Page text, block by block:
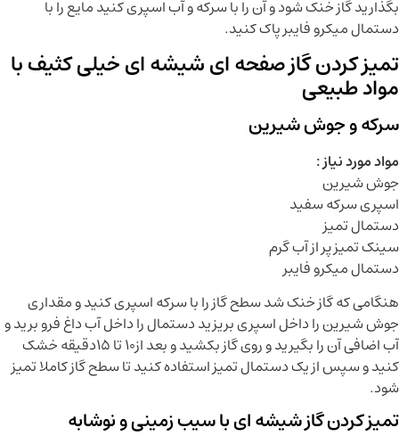
بگذارید گاز خنک شود و آن را با سرکه و آب اسپری کنید مایع را با
دستمال میکرو فایبر پاک کنید.
تمیز کردن گاز صفحه ای شیشه ای خیلی کثیف با
مواد طبیعی
سرکه و جوش شیرین
مواد مورد نیاز :
جوش شیرین
اسپری سرکه سفید
دستمال تمیز
سینک تمیز پر از آب گرم
دستمال میکرو فایبر
هنگامی که گاز خنک شد سطح گاز را با سرکه اسپری کنید و مقداری
جوش شیرین را داخل اسپری بریزید دستمال را داخل آب داغ فرو برید و
آب اضافی آن را بگیرید و روی گاز بکشید و بعد از10 تا 15دقیقه خشک
کنید و سپس از یک دستمال تمیز استفاده کنید تا سطح گاز کاملا تمیز
شود.
تمیز کردن گاز شیشه ای با سیب زمینی و نوشابه